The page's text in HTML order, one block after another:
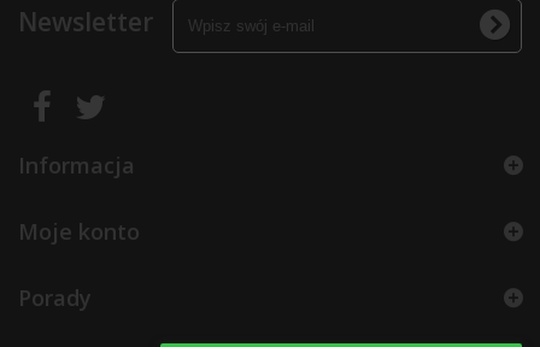
Newsletter
Informacja
Moje konto
Porady